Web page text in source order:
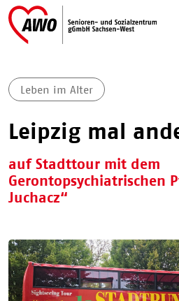
Leben im Alter
Leipzig mal
auf Stadttour mit dem
Gerontopsychiatrischen
Juchacz“